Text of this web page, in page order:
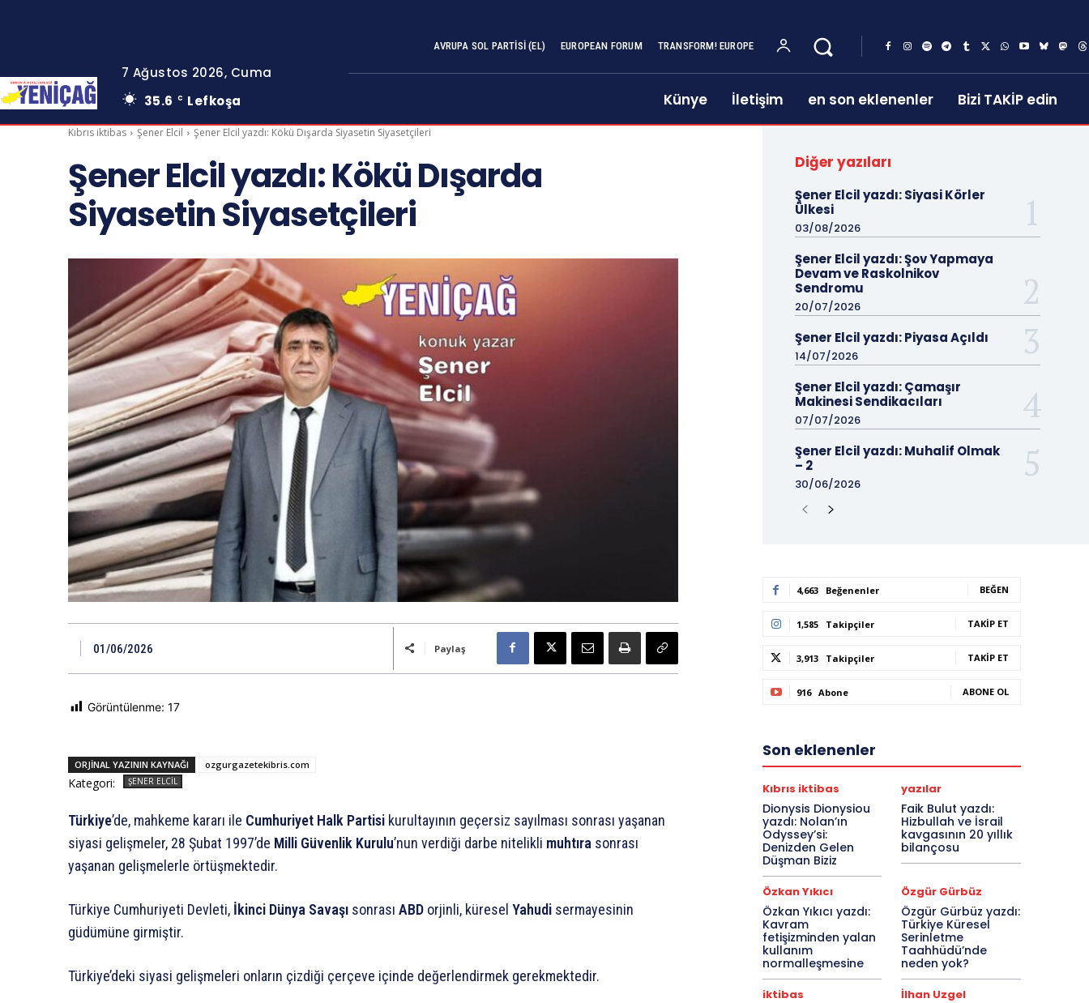
7 Ağustos 2026, Cuma
35.6
C Lefkoşa
AVRUPA SOL PARTISI (EL) EUROPEAN FORUM TRANSFORM! EUROPE
Künye İletişim en son eklenenler Bizi TAKİP edin
Kıbrıs iktibas Şener Elcil Şener Elcil yazdı: Kökü Dışarda Siyasetin Siyasetçileri
Şener Elcil yazdı: Kökü Dışarda
Siyasetin Siyasetçileri
01/06/2026 Paylaş
Görüntülenme: 17
ORJINAL YAZININ KAYNAĞI ozgurgazetekibris.com
Kategori: ŞENER ELCIL
Türkiye’de, mahkeme kararı ile Cumhuriyet Halk Partisi kurultayının geçersiz sayılması sonrası yaşanan
siyasi gelişmeler, 28 Şubat 1997’de Milli Güvenlik Kurulu’nun verdiği darbe nitelikli muhtıra sonrası
yaşanan gelişmelerle örtüşmektedir.
Türkiye Cumhuriyeti Devleti, İkinci Dünya Savaşı sonrası ABD orjinli, küresel Yahudi sermayesinin
güdümüne girmiştir.
Türkiye’deki siyasi gelişmeleri onların çizdiği çerçeve içinde değerlendirmek gerekmektedir.
Diğer yazıları
Şener Elcil yazdı: Siyasi Körler
Ülkesi
03/08/2026
Şener Elcil yazdı: Şov Yapmaya
Devam ve Raskolnikov
Sendromu
20/07/2026
Şener Elcil yazdı: Piyasa Açıldı
14/07/2026
Şener Elcil yazdı: Çamaşır
Makinesi Sendikacıları
07/07/2026
Şener Elcil yazdı: Muhalif Olmak
– 2
30/06/2026
4,663 Beğenenler BEĞEN
1,585 Takipçiler TAKIP ET
3,913 Takipçiler TAKIP ET
916 Abone ABONE OL
Son eklenenler
Kıbrıs iktibas
Dionysis Dionysiou
yazdı: Nolan’ın
Odyssey’si:
Denizden Gelen
Düşman Biziz
yazılar
Faik Bulut yazdı:
Hizbullah ve İsrail
kavgasının 20 yıllık
bilançosu
Özkan Yıkıcı
Özkan Yıkıcı yazdı:
Kavram
fetişizminden yalan
kullanım
normalleşmesine
Özgür Gürbüz
Özgür Gürbüz yazdı:
Türkiye Küresel
Serinletme
Taahhüdü’nde
neden yok?
iktibas İlhan Uzgel